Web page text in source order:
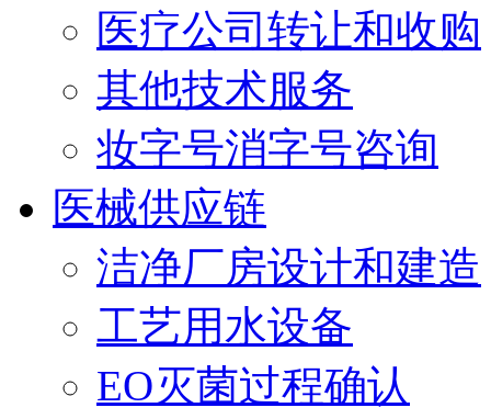
医疗公司转让和收购
其他技术服务
妆字号消字号咨询
医械供应链
洁净厂房设计和建造
工艺用水设备
EO灭菌过程确认